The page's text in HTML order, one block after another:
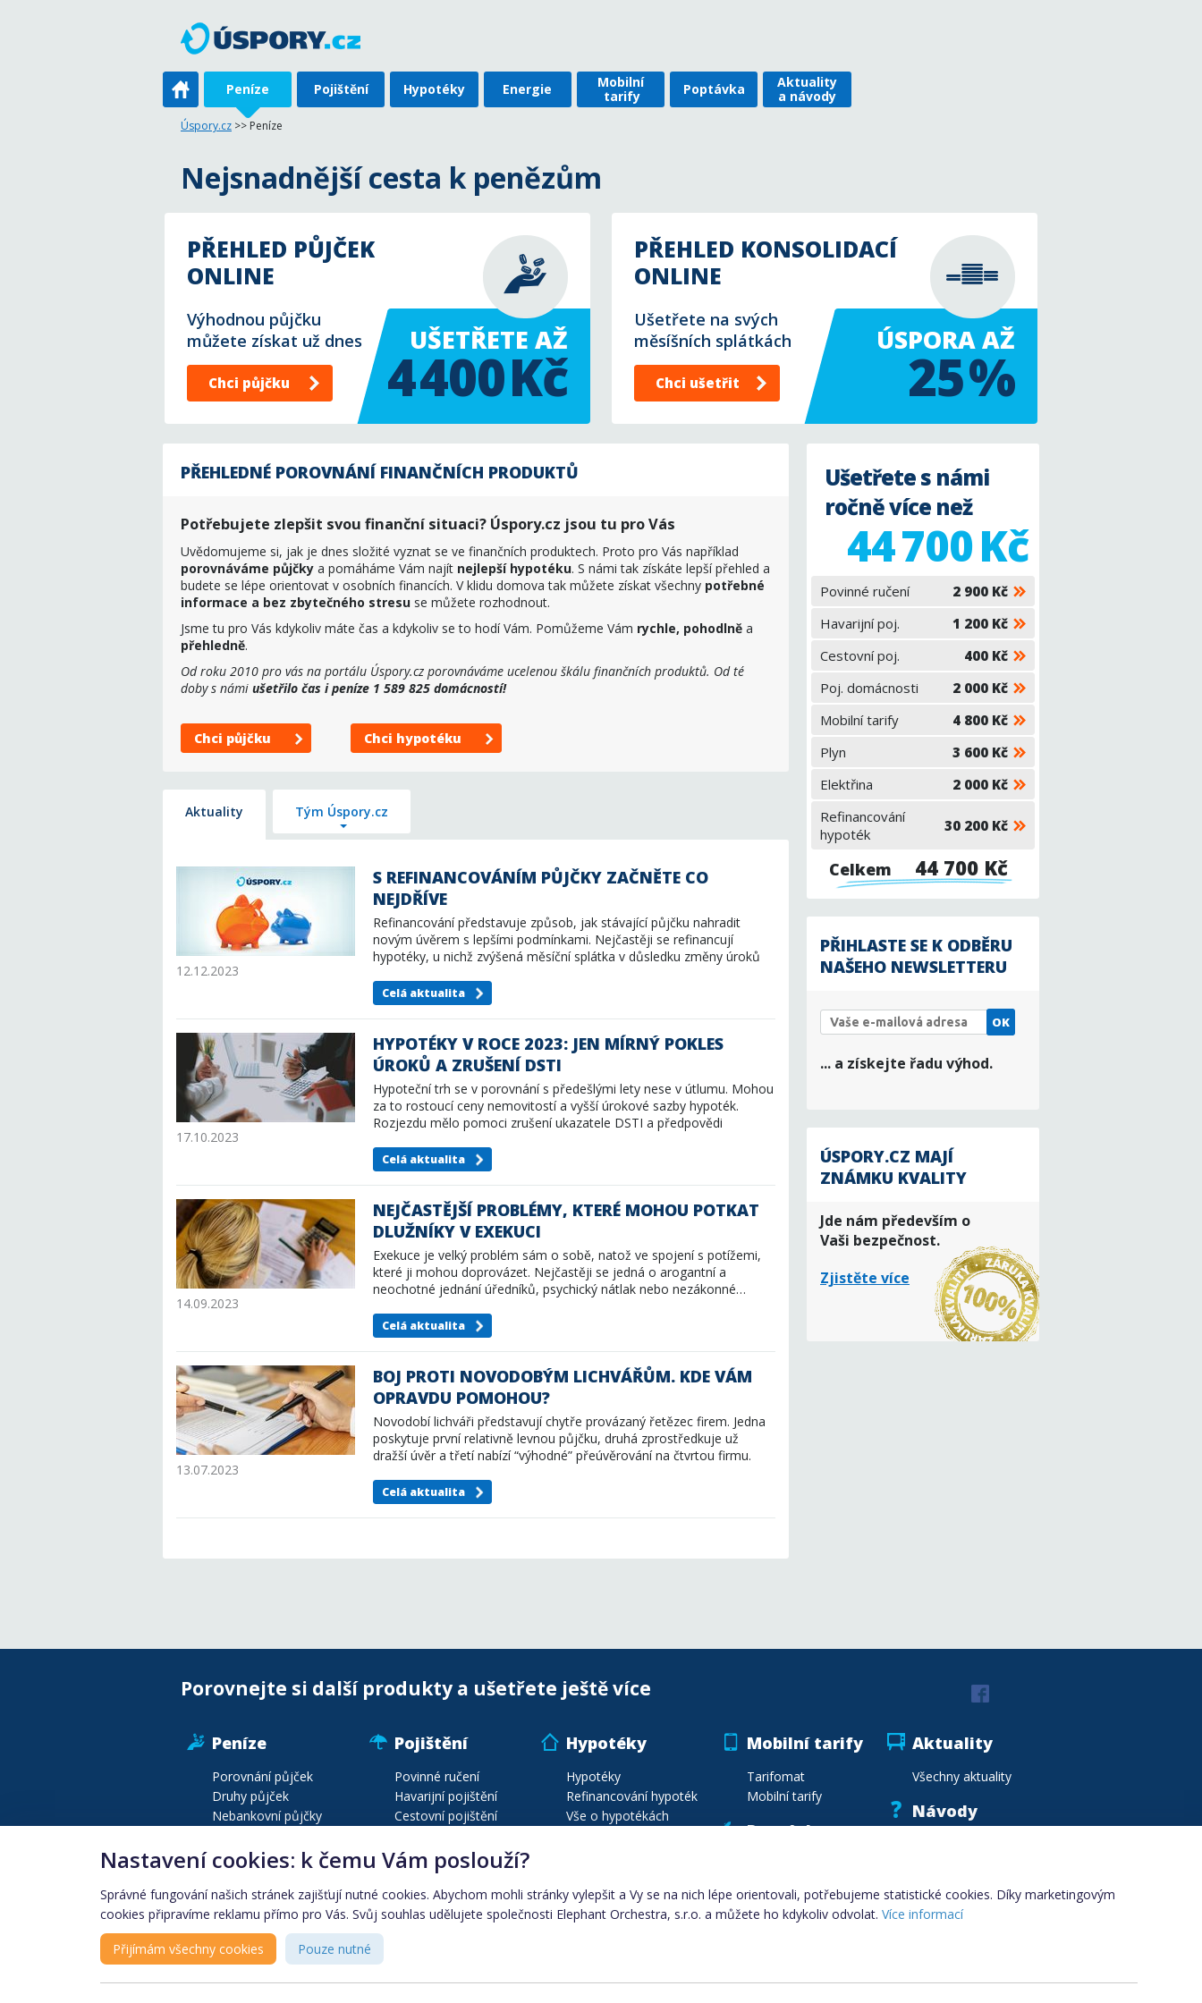
Peníze Pojištění Hypotéky Energie
Mobilní
tarify
Poptávka
Aktuality
a návody
Úspory.cz >> Peníze
Nejsnadnější cesta k penězům
PŘEHLED PŮJČEK
ONLINE
Výhodnou půjčku
můžete získat už dnes
Chci půjčku
UŠETŘETE AŽ
4 400 Kč
PŘEHLED KONSOLIDACÍ
ONLINE
Ušetřete na svých
měsíšních splátkách
Chci ušetřit
ÚSPORA AŽ
25 %
PŘEHLEDNÉ POROVNÁNÍ FINANČNÍCH PRODUKTŮ
Potřebujete zlepšit svou finanční situaci? Úspory.cz jsou tu pro Vás
Uvědomujeme si, jak je dnes složité vyznat se ve finančních produktech. Proto pro Vás například
porovnáváme půjčky a pomáháme Vám najít nejlepší hypotéku. S námi tak získáte lepší přehled a
budete se lépe orientovat v osobních financích. V klidu domova tak můžete získat všechny potřebné
informace a bez zbytečného stresu se můžete rozhodnout.
Jsme tu pro Vás kdykoliv máte čas a kdykoliv se to hodí Vám. Pomůžeme Vám rychle, pohodlně a
přehledně.
Od roku 2010 pro vás na portálu Úspory.cz porovnáváme ucelenou škálu finančních produktů. Od té
doby s námi ušetřilo čas i peníze 1 589 825 domácností!
Chci půjčku Chci hypotéku
Aktuality Tým Úspory.cz
S REFINANCOVÁNÍM PŮJČKY ZAČNĚTE CO
NEJDŘÍVE
12.12.2023
Refinancování představuje způsob, jak stávající půjčku nahradit
novým úvěrem s lepšími podmínkami. Nejčastěji se refinancují
hypotéky, u nichž zvýšená měsíční splátka v důsledku změny úroků
Celá aktualita
HYPOTÉKY V ROCE 2023: JEN MÍRNÝ POKLES
ÚROKŮ A ZRUŠENÍ DSTI
17.10.2023
Hypoteční trh se v porovnání s předešlými lety nese v útlumu. Mohou
za to rostoucí ceny nemovitostí a vyšší úrokové sazby hypoték.
Rozjezdu mělo pomoci zrušení ukazatele DSTI a předpovědi
Celá aktualita
NEJČASTĚJŠÍ PROBLÉMY, KTERÉ MOHOU POTKAT
DLUŽNÍKY V EXEKUCI
14.09.2023
Exekuce je velký problém sám o sobě, natož ve spojení s potížemi,
které ji mohou doprovázet. Nejčastěji se jedná o arogantní a
neochotné jednání úředníků, psychický nátlak nebo nezákonné…
Celá aktualita
BOJ PROTI NOVODOBÝM LICHVÁŘŮM. KDE VÁM
OPRAVDU POMOHOU?
13.07.2023
Novodobí lichváři představují chytře provázaný řetězec firem. Jedna
poskytuje první relativně levnou půjčku, druhá zprostředkuje už
dražší úvěr a třetí nabízí “výhodné” přeúvěrování na čtvrtou firmu.
Celá aktualita
Ušetřete s námi
ročně více než
44 700 Kč
Povinné ručení
2 900 Kč
Havarijní poj.
1 200 Kč
Cestovní poj.
400 Kč
Poj. domácnosti
2 000 Kč
Mobilní tarify
4 800 Kč
Plyn
3 600 Kč
Elektřina
2 000 Kč
Refinancování
hypoték
30 200 Kč
Celkem 44 700 Kč
PŘIHLASTE SE K ODBĚRU
NAŠEHO NEWSLETTERU
OK
... a získejte řadu výhod.
ÚSPORY.CZ MAJÍ
ZNÁMKU KVALITY
Jde nám především o
Vaši bezpečnost.
Zjistěte více
Porovnejte si další produkty a ušetřete ještě více
Peníze
Porovnání půjček
Druhy půjček
Nebankovní půjčky
Druhy bankovních účtů
Konsolidace půjček
Produkty podle lokality
Finanční instituce
Pojištění
Povinné ručení
Havarijní pojištění
Cestovní pojištění
Pojištění vozidel
Cestovní poj. na míru
Seznam pojišťoven
Automobily
Hypotéky
Hypotéky
Refinancování hypoték
Vše o hypotékách
Porovnání elektřiny
Dodavatelé energií
Mobilní tarify
Tarifomat
Mobilní tarify
Poptávka
Aktuality
Všechny aktuality
Návody
Nastavení cookies: k čemu Vám poslouží?
Správné fungování našich stránek zajišťují nutné cookies. Abychom mohli stránky vylepšit a Vy se na nich lépe orientovali, potřebujeme statistické cookies. Díky marketingovým
cookies připravíme reklamu přímo pro Vás. Svůj souhlas udělujete společnosti Elephant Orchestra, s.r.o. a můžete ho kdykoliv odvolat. Více informací
Přijímám všechny cookies Pouze nutné